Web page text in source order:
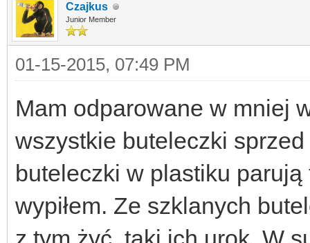
Czajkus
Junior Member
01-15-2015, 07:49 PM
Mam odparowane w mniej
wszystkie buteleczki
buteleczki w plastiku
wypiłem. Ze szklanych